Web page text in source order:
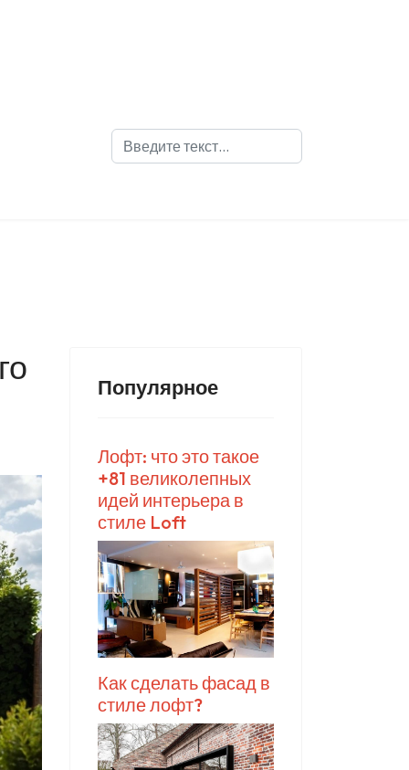
Поиск
Популярное
Лофт: что это такое
+81 великолепных
идей интерьера в
стиле Loft
Как сделать фасад в
стиле лофт?